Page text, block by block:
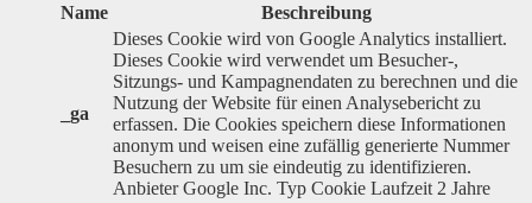
Name
Beschreibung
_ga
Dieses Cookie wird von Google Analytics installiert.
Dieses Cookie wird verwendet um Besucher-,
Sitzungs- und Kampagnendaten zu berechnen und die
Nutzung der Website für einen Analysebericht zu
erfassen. Die Cookies speichern diese Informationen
anonym und weisen eine zufällig generierte Nummer
Besuchern zu um sie eindeutig zu identifizieren.
Anbieter Google Inc. Typ Cookie Laufzeit 2 Jahre